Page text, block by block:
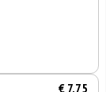
€ 7.75